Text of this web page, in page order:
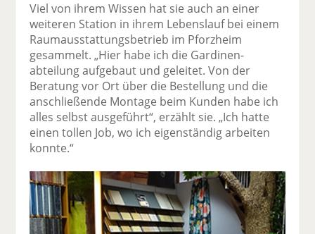
Viel von ihrem Wissen hat sie auch an einer
weiteren Station in ihrem Lebenslauf bei einem
Raumausstattungsbetrieb im Pforzheim
gesammelt. „Hier habe ich die Gardinen­
abteilung aufgebaut und geleitet. Von der
Beratung vor Ort über die Bestellung und die
anschließende Montage beim Kunden habe ich
alles selbst ausgeführt“, erzählt sie. „Ich hatte
einen tollen Job, wo ich eigenständig arbeiten
konnte.“